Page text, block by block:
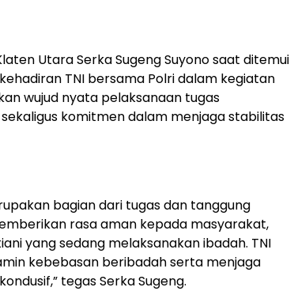
Utara Serka Sugeng Suyono saat ditemui
TNI bersama Polri dalam kegiatan
wujud nyata pelaksanaan tugas
komitmen dalam menjaga stabilitas
bagian dari tugas dan tanggung
rasa aman kepada masyarakat,
yang sedang melaksanakan ibadah. TNI
kebebasan beribadah serta menjaga
tegas Serka Sugeng.